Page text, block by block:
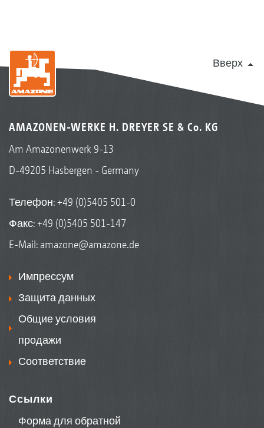
Вверх
AMAZONEN-WERKE H. DREYER SE & Co. KG
Am Amazonenwerk 9-13
D-49205 Hasbergen - Germany
Телефон:+49 (0)5405 501-0
Факс: +49 (0)5405 501-147
E-Mail: amazone@amazone.de
Импрессум
Защита данных
Общие условия
продажи
Соответствие
Ссылки
Форма для обратной